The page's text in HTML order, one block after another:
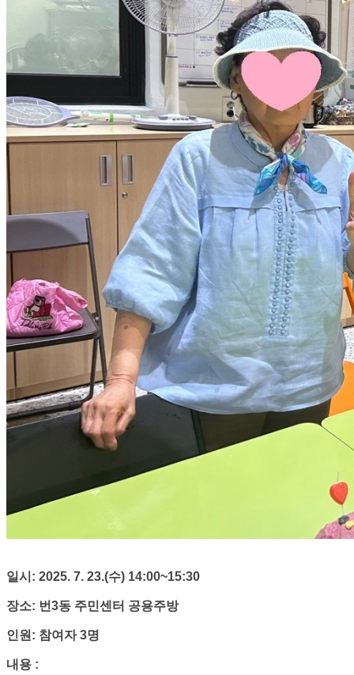
일시: 2025. 7. 23.(수) 14:00~15:30
장소: 번3동 주민센터 공용주방
인원: 참여자 3명
내용 :